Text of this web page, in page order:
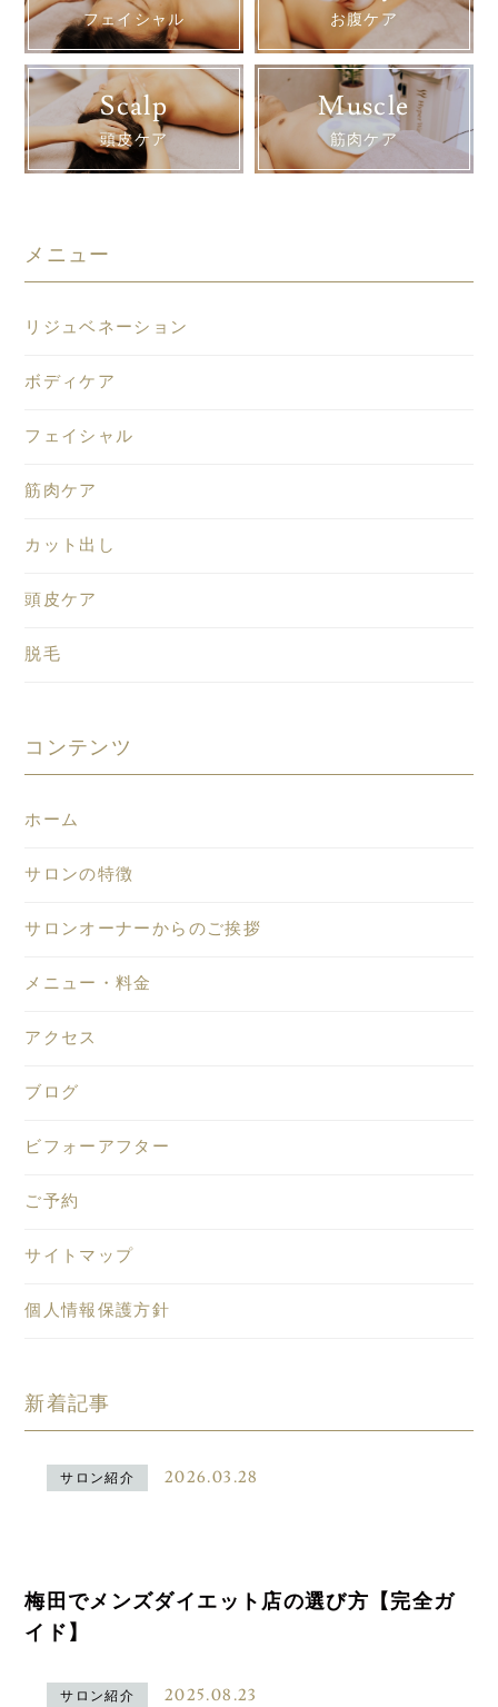
フェイシャル お腹ケア
Scalp
頭皮ケア
Muscle
筋肉ケア
メニュー
リジュベネーション
ボディケア
フェイシャル
筋肉ケア
カット出し
頭皮ケア
脱毛
コンテンツ
ホーム
サロンの特徴
サロンオーナーからのご挨拶
メニュー・料金
アクセス
ブログ
ビフォーアフター
ご予約
サイトマップ
個人情報保護方針
新着記事
サロン紹介 2026.03.28
梅田でメンズダイエット店の選び方【完全ガ
イド】
サロン紹介 2025.08.23